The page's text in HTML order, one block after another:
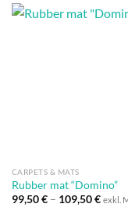
CARPETS & MATS
Rubber mat “Domino”
99,50€– 109,50€ exkl.